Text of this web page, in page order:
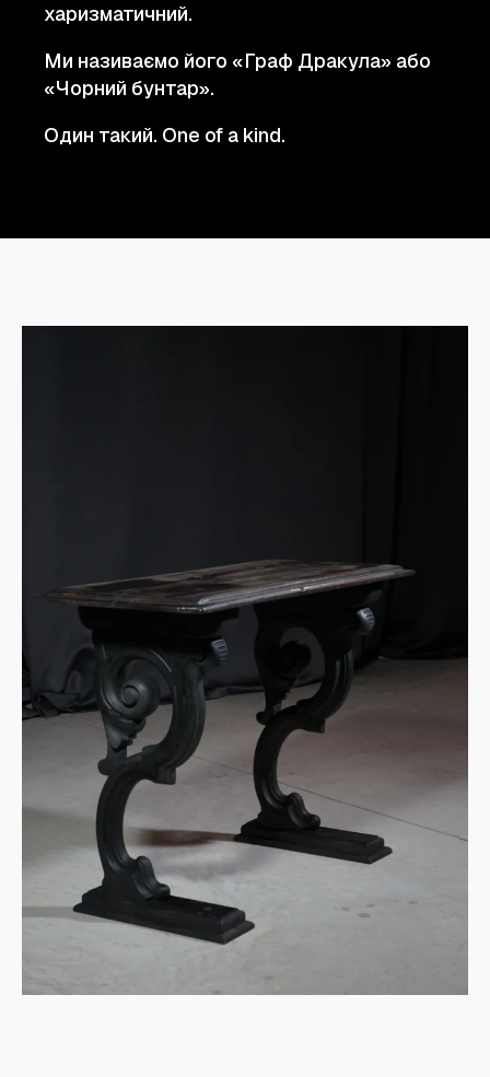
харизматичний.
Ми називаємо його «Граф Дракула» або
«Чорний бунтар».
Один такий. One of a kind.